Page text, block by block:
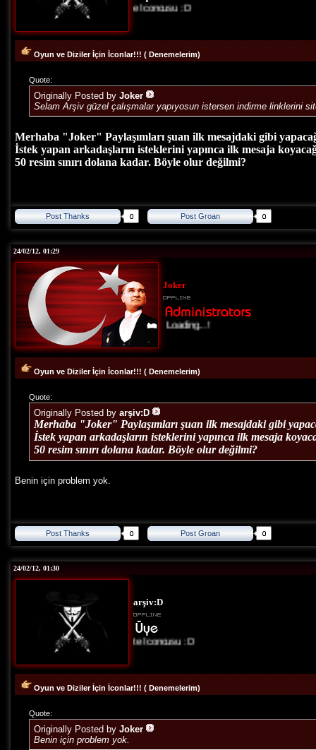
Site İconcusu :D
Oyun ve Diziler İçin İconlar!!! ( Denemelerim)
Quote:
Originally Posted by Joker
Selam Arşiv güzel çalışmalar yapıyosun istersen indirme linklerini
Merhaba "Joker" Paylaşımları şuan ilk mesajdaki gibi
İstek yapan arkadaşların isteklerini yapınca ilk mesaja
50 resim sınırı dolana kadar. Böyle olur değilmi?
Post Thanks Post Groan
24/02/12, 01:29
Joker
Loading...!
Oyun ve Diziler İçin İconlar!!! ( Denemelerim)
Quote:
Originally Posted by arşiv:D
Merhaba "Joker" Paylaşımları şuan ilk mesajdaki gibi
İstek yapan arkadaşların isteklerini yapınca ilk mesaja
50 resim sınırı dolana kadar. Böyle olur değilmi?
Benin için problem yok.
Post Thanks Post Groan
24/02/12, 01:30
arşiv:D
Site İconcusu :D
Oyun ve Diziler İçin İconlar!!! ( Denemelerim)
Quote:
Originally Posted by Joker
Benin için problem yok.